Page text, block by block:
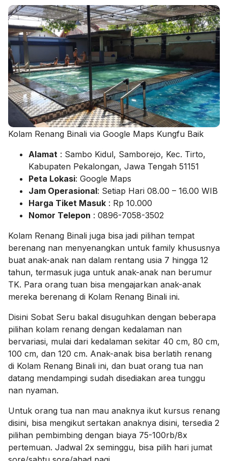
Kolam Renang Binali via Google Maps Kungfu Baik
Alamat : Sambo Kidul, Samborejo, Kec. Tirto,
Kabupaten Pekalongan, Jawa Tengah 51151
Peta Lokasi: Google Maps
Jam Operasional: Setiap Hari 08.00 – 16.00 WIB
Harga Tiket Masuk : Rp 10.000
Nomor Telepon : 0896-7058-3502
Kolam Renang Binali juga bisa jadi pilihan tempat
berenang nan menyenangkan untuk family khususnya
buat anak-anak nan dalam rentang usia 7 hingga 12
tahun, termasuk juga untuk anak-anak nan berumur
TK. Para orang tuan bisa mengajarkan anak-anak
mereka berenang di Kolam Renang Binali ini.
Disini Sobat Seru bakal disuguhkan dengan beberapa
pilihan kolam renang dengan kedalaman nan
bervariasi, mulai dari kedalaman sekitar 40 cm, 80 cm,
100 cm, dan 120 cm. Anak-anak bisa berlatih renang
di Kolam Renang Binali ini, dan buat orang tua nan
datang mendampingi sudah disediakan area tunggu
nan nyaman.
Untuk orang tua nan mau anaknya ikut kursus renang
disini, bisa mengikut sertakan anaknya disini, tersedia 2
pilihan pembimbing dengan biaya 75-100rb/8x
pertemuan. Jadwal 2x seminggu, bisa pilih hari jumat